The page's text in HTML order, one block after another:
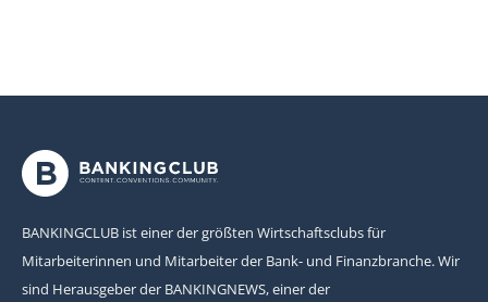
BANKINGCLUB ist einer der größten Wirtschaftsclubs für
Mitarbeiterinnen und Mitarbeiter der Bank- und Finanzbranche. Wir
sind Herausgeber der BANKINGNEWS, einer der